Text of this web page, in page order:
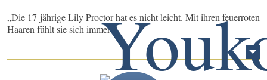
„Die 17-jährige Lily Proctor hat es nicht leicht. Mit ihren feuerroten
Haaren fühlt sie sich immer ...